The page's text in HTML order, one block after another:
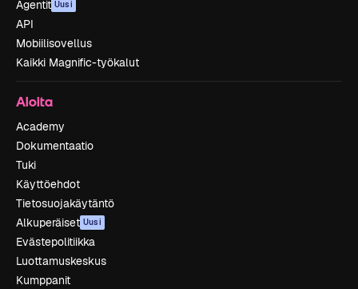
Agentit Uusi
API
Mobiilisovellus
Kaikki Magnific-työkalut
Aloita
Academy
Dokumentaatio
Tuki
Käyttöehdot
Tietosuojakäytäntö
Alkuperäiset Uusi
Evästepolitiikka
Luottamuskeskus
Kumppanit